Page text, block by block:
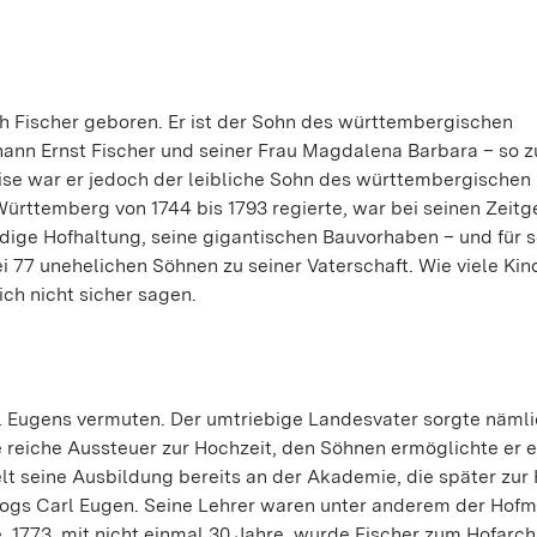
Fischer geboren. Er ist der Sohn des württembergischen
Ernst Fischer und seiner Frau Magdalena Barbara – so
war er jedoch der leibliche Sohn des württembergischen
von 1744 bis 1793 regierte, war bei seinen
Hofhaltung, seine gigantischen Bauvorhaben – und für
unehelichen Söhnen zu seiner Vaterschaft. Wie viele
nicht sicher sagen.
vermuten. Der umtriebige Landesvater sorgte
Aussteuer zur Hochzeit, den Söhnen ermöglichte er
seine Ausbildung bereits an der Akademie, die später zur
Carl Eugen. Seine Lehrer waren unter anderem der